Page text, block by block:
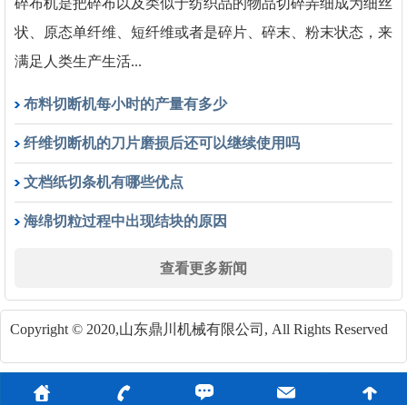
碎布机是把碎布以及类似于纺织品的物品切碎弄细成为细丝
状、原态单纤维、短纤维或者是碎片、碎末、粉末状态，来
满足人类生产生活...
布料切断机每小时的产量有多少
纤维切断机的刀片磨损后还可以继续使用吗
文档纸切条机有哪些优点
海绵切粒过程中出现结块的原因
查看更多新闻
Copyright © 2020,山东鼎川机械有限公司, All Rights Reserved